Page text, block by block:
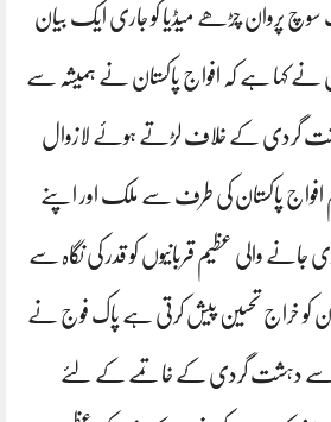
سوچ پروان چڑھے میڈیا کو جاری ایک بیان
نے کہا ہے کہ افواج پاکستان نے ہمیشہ سے
گردی کے خلاف لڑتے ہوئے لازوال
افواج پاکستان کی طرف سے ملک اور اپنے
والی عظیم قربانیوں کو قدر کی نگاہ سے
کو خراج تحسین پیش کرتی ہے پاک فوج نے
سے دہشت گردی کے خاتمے کے لئے